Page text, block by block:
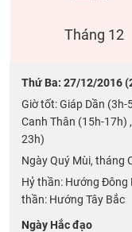
Tháng 12
Thứ Ba: 27/12/2016
Giờ tốt: Giáp Dần (3h-
Canh Thân (15h-17h)
23h)
Ngày Quý Mùi, tháng
Hỷ thần: Hướng Đông
thần: Hướng Tây Bắc
Ngày Hắc đạo